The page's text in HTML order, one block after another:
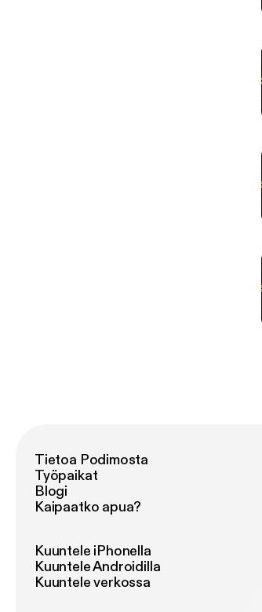
Tietoa Podimosta
Työpaikat
Blogi
Kaipaatko apua?
Kuuntele iPhonella
Kuuntele Androidilla
Kuuntele verkossa